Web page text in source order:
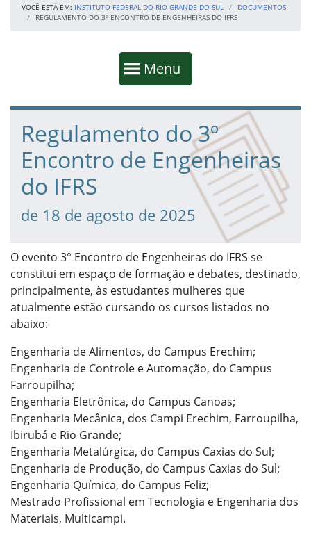
VOCÊ ESTÁ EM: INSTITUTO FEDERAL DO RIO GRANDE DO SUL
DOCUMENTOS
REGULAMENTO DO 3º ENCONTRO DE ENGENHEIRAS DO IFRS
Mostrar
Menu
Fim da navegação
Início do conteúdo
Regulamento do 3º
Encontro de Engenheiras
do IFRS
de 18 de agosto de 2025
O evento 3° Encontro de Engenheiras do IFRS se
constitui em espaço de formação e debates, destinado,
principalmente, às estudantes mulheres que
atualmente estão cursando os cursos listados no
abaixo:
Engenharia de Alimentos, do Campus Erechim;
Engenharia de Controle e Automação, do Campus
Farroupilha;
Engenharia Eletrônica, do Campus Canoas;
Engenharia Mecânica, dos Campi Erechim, Farroupilha,
Ibirubá e Rio Grande;
Engenharia Metalúrgica, do Campus Caxias do Sul;
Engenharia de Produção, do Campus Caxias do Sul;
Engenharia Química, do Campus Feliz;
Mestrado Profissional em Tecnologia e Engenharia dos
Materiais, Multicampi.